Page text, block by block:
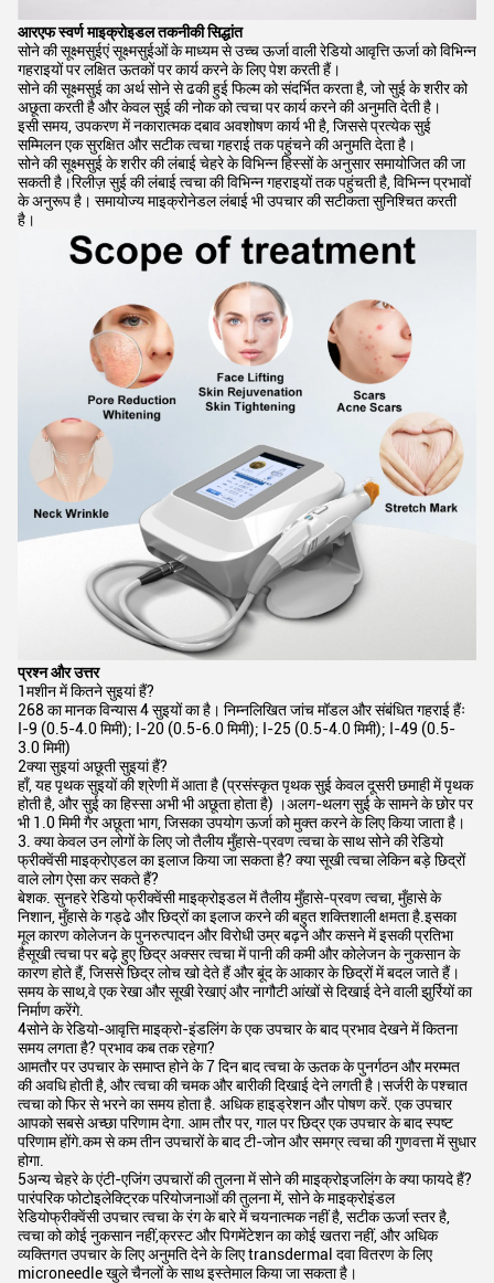
आरएफ स्वर्ण माइक्रोइडल तकनीकी सिद्धांत
सोने की सूक्ष्मसुईएं सूक्ष्मसुईओं के माध्यम से उच्च ऊर्जा वाली रेडियो आवृत्ति ऊर्जा को विभिन्न
गहराइयों पर लक्षित ऊतकों पर कार्य करने के लिए पेश करती हैं।
सोने की सूक्ष्मसुई का अर्थ सोने से ढकी हुई फिल्म को संदर्भित करता है, जो सुई के शरीर को
अछूता करती है और केवल सुई की नोक को त्वचा पर कार्य करने की अनुमति देती है।
इसी समय, उपकरण में नकारात्मक दबाव अवशोषण कार्य भी है, जिससे प्रत्येक सुई
सम्मिलन एक सुरक्षित और सटीक त्वचा गहराई तक पहुंचने की अनुमति देता है।
सोने की सूक्ष्मसुई के शरीर की लंबाई चेहरे के विभिन्न हिस्सों के अनुसार समायोजित की जा
सकती है।रिलीज़ सुई की लंबाई त्वचा की विभिन्न गहराइयों तक पहुंचती है, विभिन्न प्रभावों
के अनुरूप है। समायोज्य माइक्रोनेडल लंबाई भी उपचार की सटीकता सुनिश्चित करती
है।
प्रश्न और उत्तर
1मशीन में कितने सुइयां हैं?
268 का मानक विन्यास 4 सुइयों का है। निम्नलिखित जांच मॉडल और संबंधित गहराई हैंः
I-9 (0.5-4.0 मिमी); I-20 (0.5-6.0 मिमी); I-25 (0.5-4.0 मिमी); I-49 (0.5-
3.0 मिमी)
2क्या सुइयां अछूती सुइयां हैं?
हाँ, यह पृथक सुइयों की श्रेणी में आता है (प्रसंस्कृत पृथक सुई केवल दूसरी छमाही में पृथक
होती है, और सुई का हिस्सा अभी भी अछूता होता है) ।अलग-थलग सुई के सामने के छोर पर
भी 1.0 मिमी गैर अछूता भाग, जिसका उपयोग ऊर्जा को मुक्त करने के लिए किया जाता है।
3. क्या केवल उन लोगों के लिए जो तैलीय मुँहासे-प्रवण त्वचा के साथ सोने की रेडियो
फ्रीक्वेंसी माइक्रोएडल का इलाज किया जा सकता है? क्या सूखी त्वचा लेकिन बड़े छिद्रों
वाले लोग ऐसा कर सकते हैं?
बेशक. सुनहरे रेडियो फ्रीक्वेंसी माइक्रोइडल में तैलीय मुँहासे-प्रवण त्वचा, मुँहासे के
निशान, मुँहासे के गड्ढे और छिद्रों का इलाज करने की बहुत शक्तिशाली क्षमता है.इसका
मूल कारण कोलेजन के पुनरुत्पादन और विरोधी उम्र बढ़ने और कसने में इसकी प्रतिभा
हैसूखी त्वचा पर बढ़े हुए छिद्र अक्सर त्वचा में पानी की कमी और कोलेजन के नुकसान के
कारण होते हैं, जिससे छिद्र लोच खो देते हैं और बूंद के आकार के छिद्रों में बदल जाते हैं।
समय के साथ,वे एक रेखा और सूखी रेखाएं और नागौटी आंखों से दिखाई देने वाली झुर्रियों का
निर्माण करेंगे.
4सोने के रेडियो-आवृत्ति माइक्रो-इंडलिंग के एक उपचार के बाद प्रभाव देखने में कितना
समय लगता है? प्रभाव कब तक रहेगा?
आमतौर पर उपचार के समाप्त होने के 7 दिन बाद त्वचा के ऊतक के पुनर्गठन और मरम्मत
की अवधि होती है, और त्वचा की चमक और बारीकी दिखाई देने लगती है।सर्जरी के पश्चात
त्वचा को फिर से भरने का समय होता है. अधिक हाइड्रेशन और पोषण करें. एक उपचार
आपको सबसे अच्छा परिणाम देगा. आम तौर पर, गाल पर छिद्र एक उपचार के बाद स्पष्ट
परिणाम होंगे.कम से कम तीन उपचारों के बाद टी-जोन और समग्र त्वचा की गुणवत्ता में सुधार
होगा.
5अन्य चेहरे के एंटी-एजिंग उपचारों की तुलना में सोने की माइक्रोइजलिंग के क्या फायदे हैं?
पारंपरिक फोटोइलेक्ट्रिक परियोजनाओं की तुलना में, सोने के माइक्रोइंडल
रेडियोफ्रीक्वेंसी उपचार त्वचा के रंग के बारे में चयनात्मक नहीं है, सटीक ऊर्जा स्तर है,
त्वचा को कोई नुकसान नहीं,क्रस्ट और पिगमेंटेशन का कोई खतरा नहीं, और अधिक
व्यक्तिगत उपचार के लिए अनुमति देने के लिए transdermal दवा वितरण के लिए
microneedle खुले चैनलों के साथ इस्तेमाल किया जा सकता है।